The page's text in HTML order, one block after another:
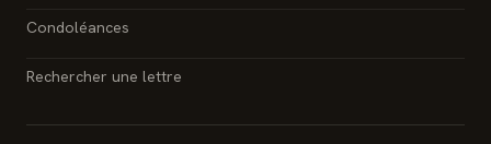
Condoléances
Rechercher une lettre